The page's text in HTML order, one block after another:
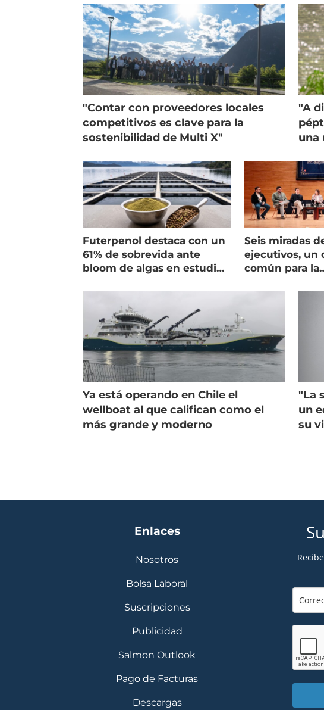
"Contar con proveedores locales
competitivos es clave para la
sostenibilidad de Multi X"
"A
una
Futerpenol destaca con un
61% de sobrevida ante
bloom de algas en estudio
Seis miradas
ejecutivos, un
común para la
Ya está operando en Chile el
wellboat al que califican como el
más grande y moderno
"La
un
su
Enlaces
Nosotros
Bolsa Laboral
Suscripciones
Publicidad
Salmon Outlook
Pago de Facturas
Descargas